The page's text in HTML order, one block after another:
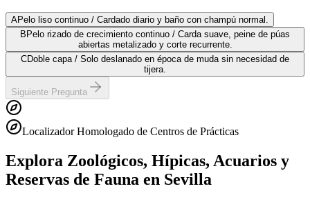
APelo liso continuo / Cardado diario y baño con champú normal.
B Pelo rizado de crecimiento continuo / Carda suave, peine de púas
abiertas metalizado y corte recurrente.
CDoble capa / Solo deslanado en época de muda sin necesidad de
tijera.
Siguiente Pregunta
Localizador Homologado de Centros de Prácticas
Explora Zoológicos, Hípicas, Acuarios y
Reservas de Fauna en Sevilla